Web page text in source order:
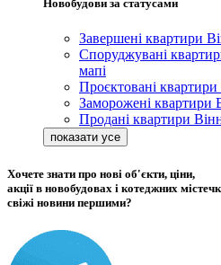
Новобудови за статусами
Завершені квартири
Споруджувані
мапі
Проєктовані квартири
Заморожені квартири
Продані квартири
Хочете знати про нові об'єкти, ціни,
акції в новобудовах і котеджних
свіжі новини першими?